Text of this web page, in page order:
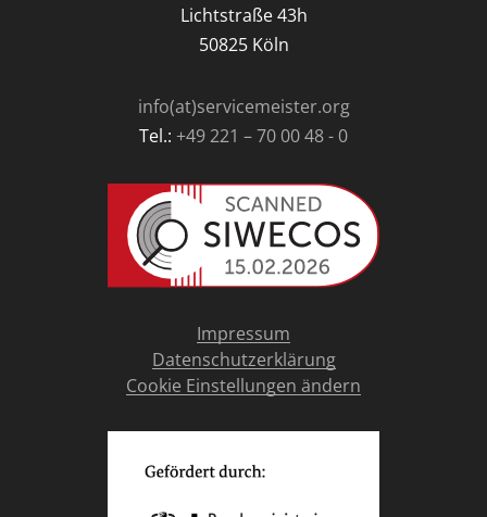
Lichtstraße 43h
50825 Köln
info(at)servicemeister.org
Tel.: +49 221 – 70 00 48 - 0
Impressum
Datenschutzerklärung
Cookie Einstellungen ändern